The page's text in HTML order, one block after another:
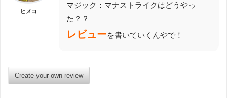
ヒメコ
マジック：マナストライクはどうやっ
た？？
レビューを書いていくんやで！
Create your own review